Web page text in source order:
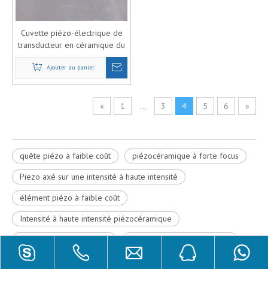
Cuvette piézo-électrique de
transducteur en céramique du
matériel HIFU de 650khz
PZT43
Ajouter au panier
« 1 ... 3 4 5 6 »
quête piézo à faible coût
piézocéramique à forte focus
Piezo axé sur une intensité à haute intensité
élément piézo à faible coût
Intensité à haute intensité piézocéramique
Hifu Piezo Sphere Quest
piézocéramique à haut coût
Cristal piézo hifu
sphère piézo à faible coût